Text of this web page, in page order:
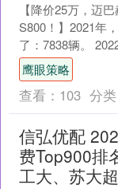
【降价25万，迈
S800！】2021年
了：7838辆。
国卖了：10817辆
鹰眼策略
查看： 103 分类
信弘优配
费Top900排
工大、苏大